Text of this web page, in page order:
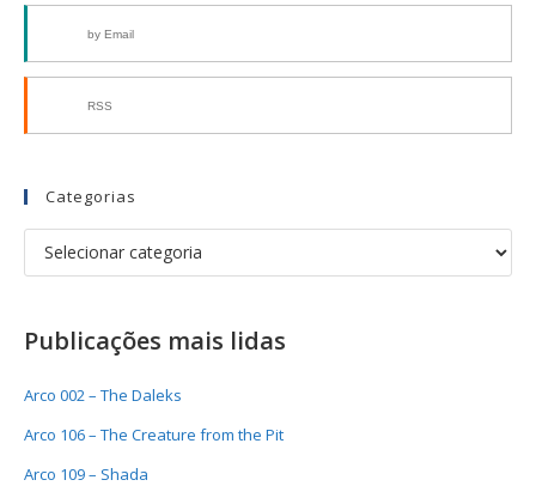
by Email
RSS
Categorias
Publicações mais lidas
Arco 002 – The Daleks
Arco 106 – The Creature from the Pit
Arco 109 – Shada